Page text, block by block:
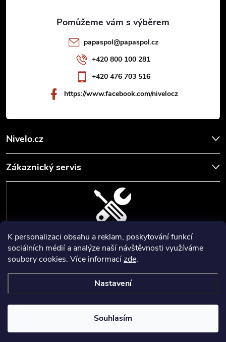
K personalizaci obsahu a reklam, poskytování funkcí
sociálních médií a analýze naší návštěvnosti využíváme
soubory cookies. Více informacízde.
Nastavení
Souhlasím
Nivelo.cz
Zákaznický servis
papaspol@papaspol.cz
+420 800 100 281
+420 476 703 516
https://www.facebook.com/nivelocz
SERVIS, SEŘÍZENÍ A KALIBRACE
Zajišťujeme servisní a kalibrační služby geodetických a stavebních
přístrojů a pomůcek.
Vytvořil Shoptet
cookies
Nastartoval